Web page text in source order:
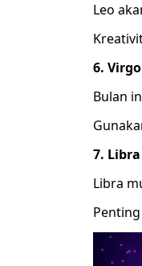
Leo
6.
Bulan
7.
Libra